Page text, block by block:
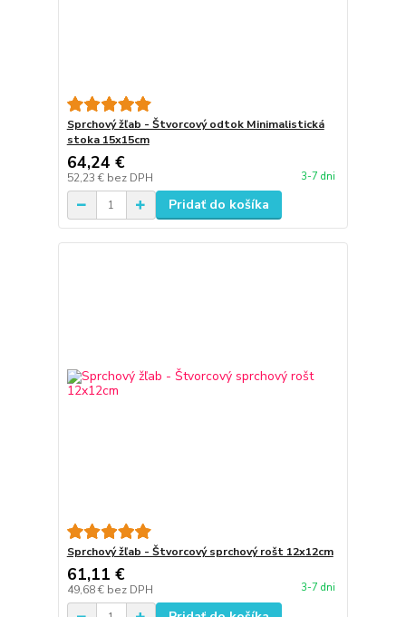
Sprchový žľab - Štvorcový odtok Minimalistická
stoka 15x15cm
64,24 €
52,23 € bez DPH 3-7 dni
Pridať do košíka
Sprchový žľab - Štvorcový sprchový rošt 12x12cm
61,11 €
49,68 € bez DPH 3-7 dni